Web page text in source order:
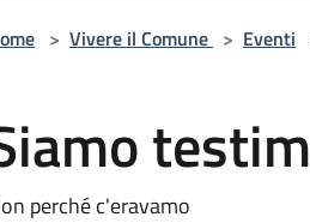
> Vivere il Comune > Eventi
perché c'eravamo